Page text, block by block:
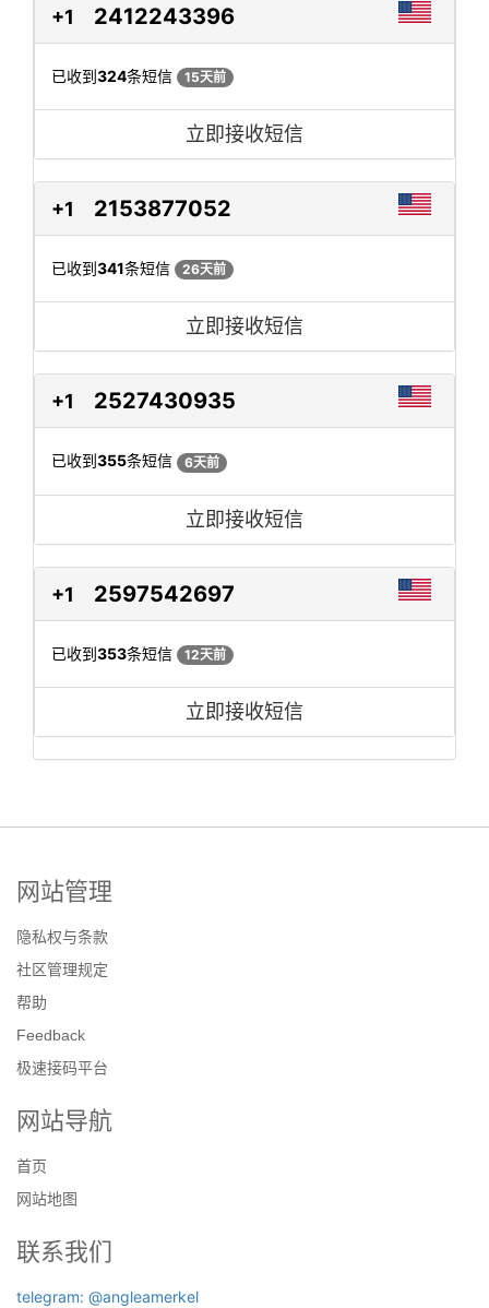
+1 2412243396
已收到324条短信 15天前
立即接收短信
+1 2153877052
已收到341条短信 26天前
立即接收短信
+1 2527430935
已收到355条短信 6天前
立即接收短信
+1 2597542697
已收到353条短信 12天前
立即接收短信
网站管理
隐私权与条款
社区管理规定
帮助
Feedback
极速接码平台
网站导航
首页
网站地图
联系我们
telegram: @angleamerkel